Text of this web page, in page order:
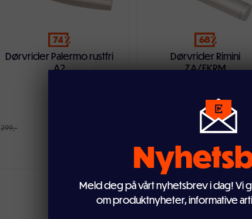
74
Dørvrider Palermo rustfri
A2
299,-
Legg i handlekurven
68
Dørvrider Rimini
ZA/FKRM
79,-
Legg i handlekurven
Innerdør
Meld deg på vårt nyhetsbrev i dag! Vi
om produktnyheter, informative